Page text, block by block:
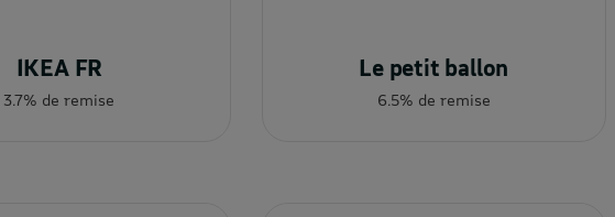
IKEA FR
3.7% de remise
Le petit ballon
6.5% de remise